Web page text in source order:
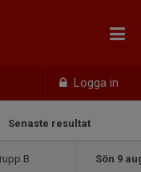
Logga in
Senaste resultat
B Sön 9